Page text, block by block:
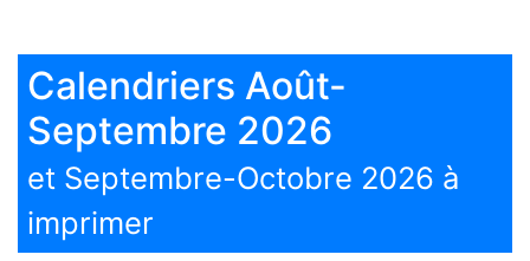
Calendriers Août-
Septembre 2026
et Septembre-Octobre 2026 à
imprimer